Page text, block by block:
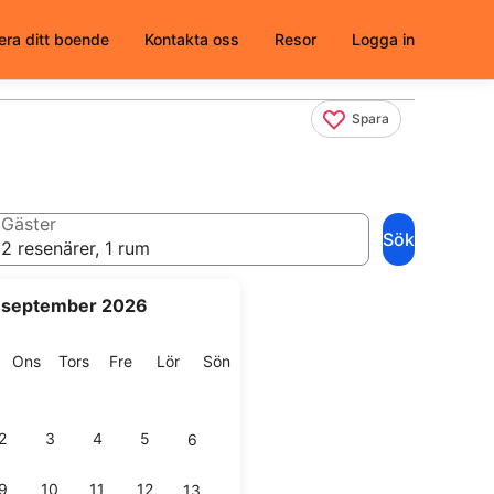
ditt boende Kontakta oss Resor Logga in
Spara
september 2026
OnsOnsdag
TorsTorsdag
FreFredag
LörLördag
SönSöndag
2 3 4 5 6
9 10 11 12 13
Gäster
2 resenärer, 1 rum
Sök